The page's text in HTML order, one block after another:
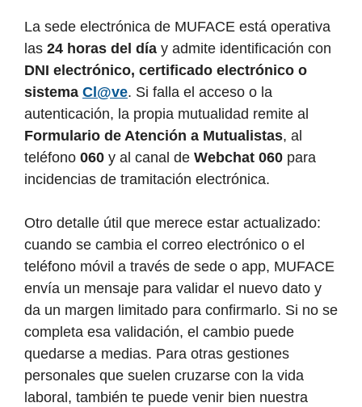
La sede electrónica de MUFACE está operativa
las 24 horas del día y admite identificación con
DNI electrónico, certificado electrónico o
sistema Cl@ve. Si falla el acceso o la
autenticación, la propia mutualidad remite al
Formulario de Atención a Mutualistas, al
teléfono 060 y al canal de Webchat 060 para
incidencias de tramitación electrónica.
Otro detalle útil que merece estar actualizado:
cuando se cambia el correo electrónico o el
teléfono móvil a través de sede o app, MUFACE
envía un mensaje para validar el nuevo dato y
da un margen limitado para confirmarlo. Si no se
completa esa validación, el cambio puede
quedarse a medias. Para otras gestiones
personales que suelen cruzarse con la vida
laboral, también te puede venir bien nuestra